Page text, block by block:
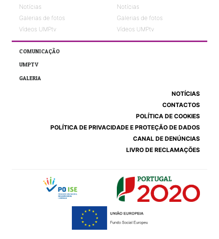
Notícias
Galerias de fotos
Vídeos UMPtv
Notícias
Galerias de fotos
Vídeos UMPtv
COMUNICAÇÃO
UMPTV
GALERIA
NOTÍCIAS
CONTACTOS
POLÍTICA DE COOKIES
POLÍTICA DE PRIVACIDADE E PROTEÇÃO DE DADOS
CANAL DE DENÚNCIAS
LIVRO DE RECLAMAÇÕES